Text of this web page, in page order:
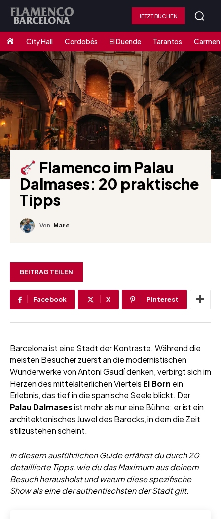
JETZT BUCHEN
HomeCity Hall Cordobés El Duende Tarantos Carmen
Flamenco im Palau
Dalmases: 20 praktische
Tipps
Von Marc
BEITRAG TEILEN
Facebook X Pinterest
Barcelona ist eine Stadt der Kontraste. Während die
meisten Besucher zuerst an die modernistischen
Wunderwerke von Antoni Gaudí denken, verbirgt sich im
Herzen des mittelalterlichen Viertels El Born ein
Erlebnis, das tief in die spanische Seele blickt. Der
Palau Dalmasesist mehr als nur eine Bühne; er ist ein
architektonisches Juwel des Barocks, in dem die Zeit
stillzustehen scheint.
In diesem ausführlichen Guide erfährst du durch 20
detaillierte Tipps, wie du das Maximum aus deinem
Besuch herausholst und warum diese spezifische
Show als eine der authentischsten der Stadt gilt.